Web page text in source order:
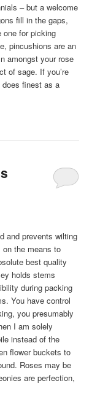
– but a welcome
fill in the gaps,
one for picking
pincushions are an
amongst your rose
of sage. If you’re
finest as a
and prevents wilting
on the means to
best quality
holds stems
during packing
You have control
you presumably
I am solely
instead of the
flower buckets to
Roses may be
are perfection,